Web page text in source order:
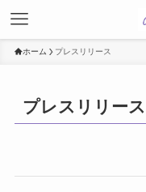
ホーム プレスリリース
プレスリリース